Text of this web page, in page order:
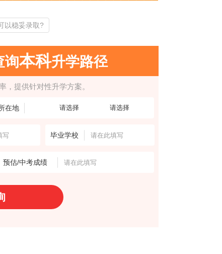
以稳妥录取?
询本科升学路径
，提供针对性升学方案。
在地
毕业学校
预估/中考成绩